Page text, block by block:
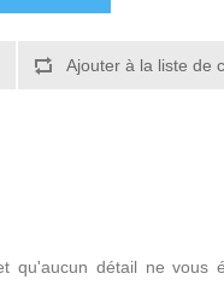
Ajouter à la liste de
détail ne vous